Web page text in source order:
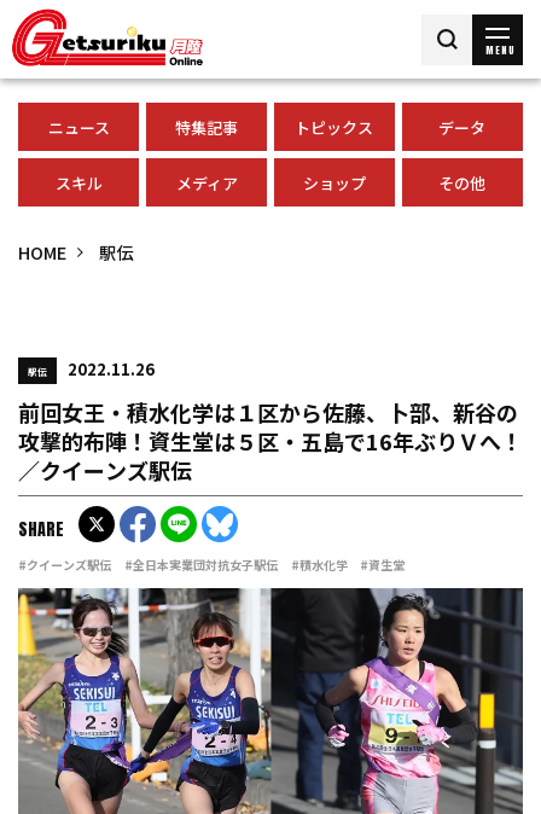
MENU
ニュース 特集記事 トピックス データ
スキル メディア ショップ その他
HOME 駅伝
駅伝 2022.11.26
前回女王・積水化学は１区から佐藤、卜部、新谷の
攻撃的布陣！資生堂は５区・五島で16年ぶりＶへ！
／クイーンズ駅伝
#クイーンズ駅伝 #全日本実業団対抗女子駅伝 #積水化学 #資生堂
SHARE